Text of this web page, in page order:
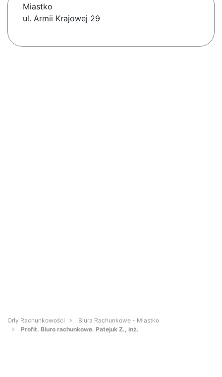
Miastko
ul. Armii Krajowej 29
Orły Rachunkowości
Biura Rachunkowe - Miastko
Profit. Biuro rachunkowe. Patejuk Z., inż.